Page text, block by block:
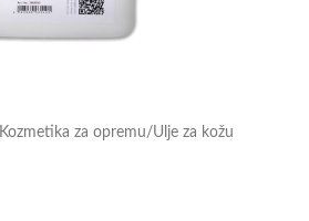
Kozmetika za opremu/Ulje za kožu